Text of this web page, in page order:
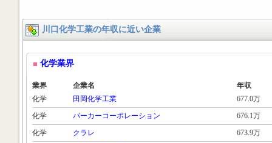
川口化学工業の年収に近い企業
化学業界
業界 企業名
年収
化学
田岡化学工業
677.0万
化学
パーカーコーポレーション
676.1万
化学
クラレ
673.9万